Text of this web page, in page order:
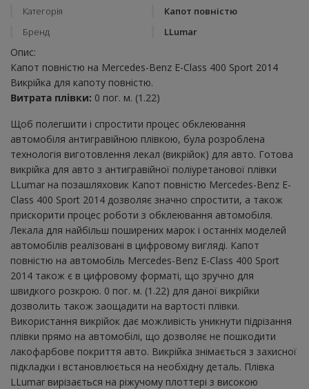
Категорія
Капот повністю
Бренд
LLumar
Опис:
Капот повністю на Mercedes-Benz E-Class 400 Sport 2014
Викрійка для капоту повністю.
Витрата плівки: 0 пог. м. (1.22)
Щоб полегшити і спростити процес обклеювання
автомобіля антигравійною плівкою, була розроблена
технологія виготовлення лекал (викрійок) для авто. Готова
викрійка для авто з антигравійної поліуретанової плівки
LLumar на позашляховик Капот повністю Mercedes-Benz E-
Class 400 Sport 2014 дозволяє значно спростити, а також
прискорити процес роботи з обклеювання автомобіля.
Лекала для найбільш поширених марок і останніх моделей
автомобілів реалізовані в цифровому вигляді. Капот
повністю на автомобіль Mercedes-Benz E-Class 400 Sport
2014 також є в цифровому форматі, що зручно для
швидкого розкрою. 0 пог. м. (1.22) для даної викрійки
дозволить також заощадити на вартості плівки.
Використання викрійок дає можливість уникнути підрізання
плівки прямо на автомобілі, що дозволяє не пошкодити
лакофарбове покриття авто. Викрійка знімається з захисної
підкладки і встановлюється на необхідну деталь. Плівка
LLumar вирізається на ріжучому плоттері з високою